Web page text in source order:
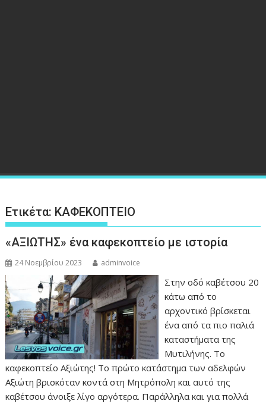
Ετικέτα: ΚΑΦΕΚΟΠΤΕΙΟ
«ΑΞΙΩΤΗΣ» ένα καφεκοπτείο με ιστορία
24 Νοεμβρίου 2023 adminvoice
Στην οδό καβέτσου 20
κάτω από το
αρχοντικό βρίσκεται
ένα από τα πιο παλιά
καταστήματα της
Μυτιλήνης. Το
καφεκοπτείο Αξιώτης! Το πρώτο κατάστημα των αδελφών
Αξιώτη βρισκόταν κοντά στη Μητρόπολη και αυτό της
καβέτσου άνοιξε λίγο αργότερα. Παράλληλα και για πολλά